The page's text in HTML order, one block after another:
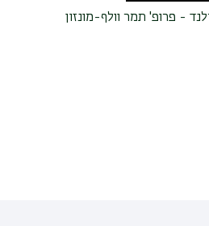
- פרופ' תמר וולף-מונזון